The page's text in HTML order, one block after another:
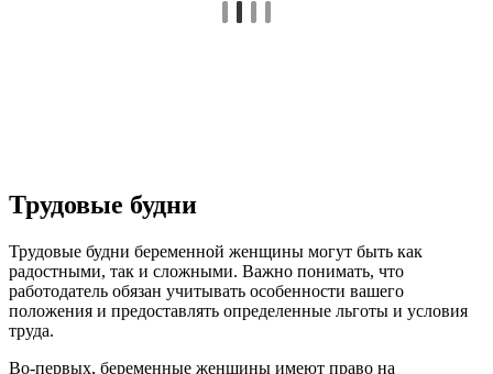
Трудовые будни
Трудовые будни беременной женщины могут быть как
радостными, так и сложными. Важно понимать, что
работодатель обязан учитывать особенности вашего
положения и предоставлять определенные льготы и условия
труда.
Во-первых, беременные женщины имеют право на